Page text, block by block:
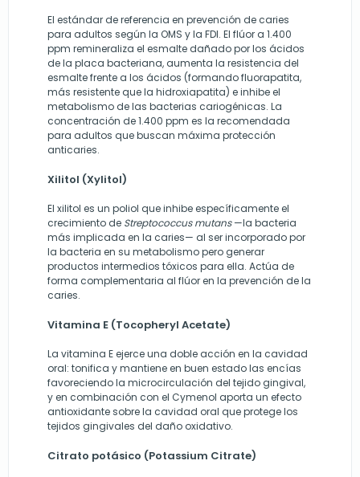
El estándar de referencia en prevención de caries
para adultos según la OMS y la FDI. El flúor a 1.400
ppm remineraliza el esmalte dañado por los ácidos
de la placa bacteriana, aumenta la resistencia del
esmalte frente a los ácidos (formando fluorapatita,
más resistente que la hidroxiapatita) e inhibe el
metabolismo de las bacterias cariogénicas. La
concentración de 1.400 ppm es la recomendada
para adultos que buscan máxima protección
anticaries.
Xilitol (Xylitol)
El xilitol es un poliol que inhibe específicamente el
crecimiento de Streptococcus mutans—la bacteria
más implicada en la caries— al ser incorporado por
la bacteria en su metabolismo pero generar
productos intermedios tóxicos para ella. Actúa de
forma complementaria al flúor en la prevención de la
caries.
Vitamina E (Tocopheryl Acetate)
La vitamina E ejerce una doble acción en la cavidad
oral: tonifica y mantiene en buen estado las encías
favoreciendo la microcirculación del tejido gingival,
y en combinación con el Cymenol aporta un efecto
antioxidante sobre la cavidad oral que protege los
tejidos gingivales del daño oxidativo.
Citrato potásico (Potassium Citrate)